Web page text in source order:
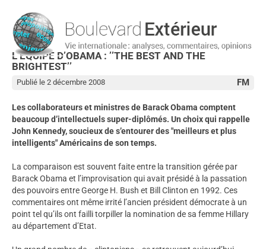
L’ÉQUIPE D’OBAMA : ’’THE BEST AND THE
BRIGHTEST’’
FM
Publié le 2 décembre 2008
Les collaborateurs et ministres de Barack Obama comptent
beaucoup d’intellectuels super-diplômés. Un choix qui rappelle
John Kennedy, soucieux de s’entourer des "meilleurs et plus
intelligents" Américains de son temps.
La comparaison est souvent faite entre la transition gérée par
Barack Obama et l’improvisation qui avait présidé à la passation
des pouvoirs entre George H. Bush et Bill Clinton en 1992. Ces
commentaires ont même irrité l’ancien président démocrate à un
point tel qu’ils ont failli torpiller la nomination de sa femme Hillary
au département d’Etat.